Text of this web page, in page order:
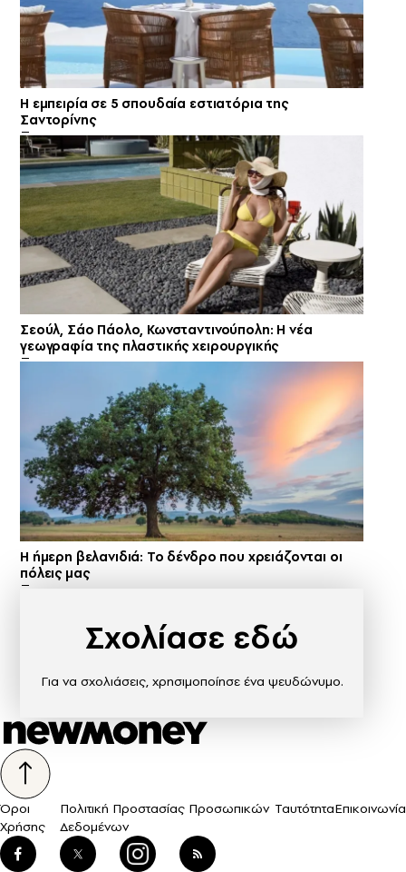
Η εμπειρία σε 5 σπουδαία εστιατόρια της
Σαντορίνης
Σεούλ, Σάο Πάολο, Κωνσταντινούπολη: Η νέα
γεωγραφία της πλαστικής χειρουργικής
Η ήμερη βελανιδιά: Το δένδρο που χρειάζονται οι
πόλεις μας
Σχολίασε εδώ
Για να σχολιάσεις, χρησιμοποίησε ένα ψευδώνυμο.
Όροι
Χρήσης
Πολιτική Προστασίας Προσωπικών
Δεδομένων
ΤαυτότηταΕπικοινωνία